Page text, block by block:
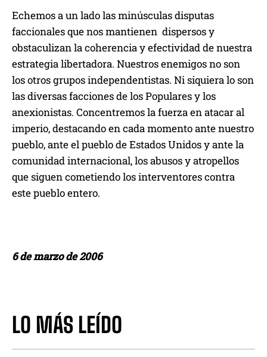
Echemos a un lado las minúsculas disputas
faccionales que nos mantienen dispersos y
obstaculizan la coherencia y efectividad de nuestra
estrategia libertadora. Nuestros enemigos no son
los otros grupos independentistas. Ni siquiera lo son
las diversas facciones de los Populares y los
anexionistas. Concentremos la fuerza en atacar al
imperio, destacando en cada momento ante nuestro
pueblo, ante el pueblo de Estados Unidos y ante la
comunidad internacional, los abusos y atropellos
que siguen cometiendo los interventores contra
este pueblo entero.
6 de marzo de 2006
LO MÁS LEÍDO